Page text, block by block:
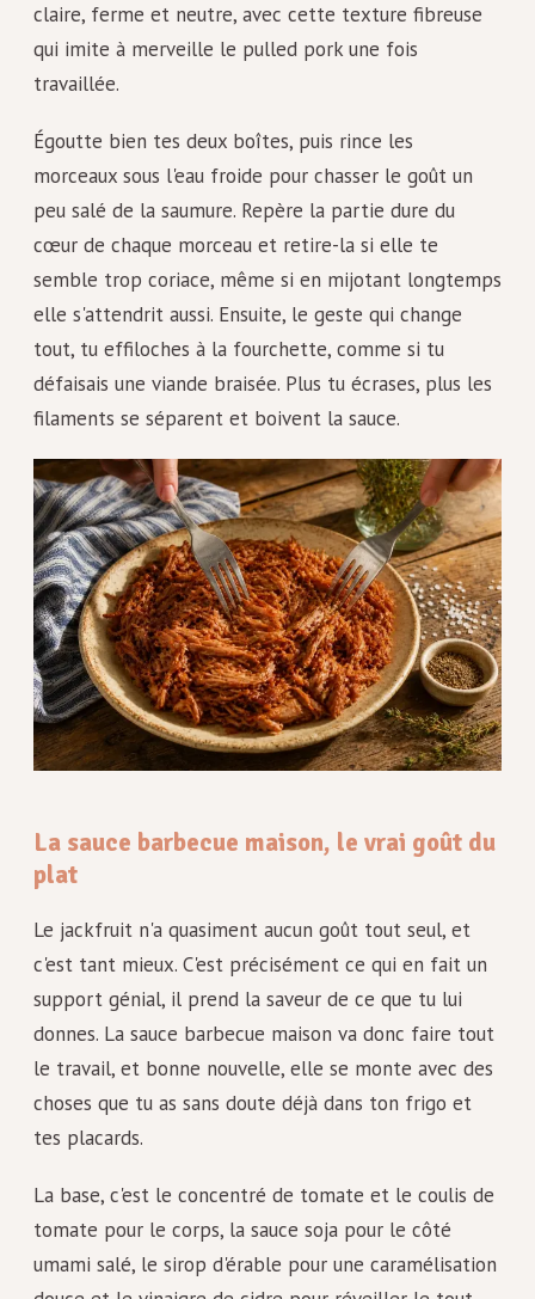
claire, ferme et neutre, avec cette texture fibreuse
qui imite à merveille le pulled pork une fois
travaillée.
Égoutte bien tes deux boîtes, puis rince les
morceaux sous l'eau froide pour chasser le goût un
peu salé de la saumure. Repère la partie dure du
cœur de chaque morceau et retire-la si elle te
semble trop coriace, même si en mijotant longtemps
elle s'attendrit aussi. Ensuite, le geste qui change
tout, tu effiloches à la fourchette, comme si tu
défaisais une viande braisée. Plus tu écrases, plus les
filaments se séparent et boivent la sauce.
La sauce barbecue maison, le vrai goût du
plat
Le jackfruit n'a quasiment aucun goût tout seul, et
c'est tant mieux. C'est précisément ce qui en fait un
support génial, il prend la saveur de ce que tu lui
donnes. La sauce barbecue maison va donc faire tout
le travail, et bonne nouvelle, elle se monte avec des
choses que tu as sans doute déjà dans ton frigo et
tes placards.
La base, c'est le concentré de tomate et le coulis de
tomate pour le corps, la sauce soja pour le côté
umami salé, le sirop d'érable pour une caramélisation